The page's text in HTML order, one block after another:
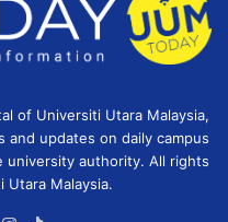
of Universiti Utara Malaysia,
and updates on daily campus
university authority. All rights
Utara Malaysia.